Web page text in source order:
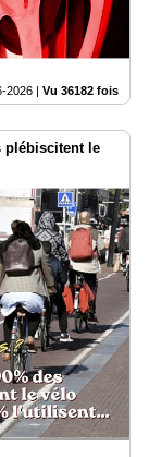
2026 | Vu 36182 fois
plébiscitent le